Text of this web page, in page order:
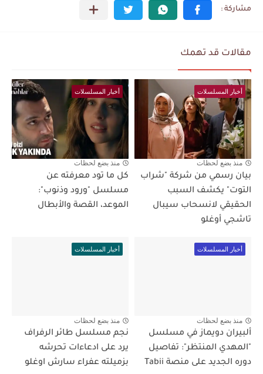
مقالات قد تهمك
أخبار المسلسلات
منذ بضع لحظات
بيان رسمي من شركة "شراب
التوت" يكشف السبب
الحقيقي لانسحاب سيبال
تاشجي أوغلو
أخبار المسلسلات
منذ بضع لحظات
كل ما تود معرفته عن
مسلسل "ورود وذنوب":
الموعد، القصة والأبطال
أخبار المسلسلات
منذ بضع لحظات
ألبيران دويماز في مسلسل
"المهدي المنتظر": تفاصيل
دوره الجديد على منصة Tabii
أخبار المسلسلات
منذ بضع لحظات
نجم مسلسل طائر الرفراف
يرد على ادعاءات تحرشه
بزميلته عفراء سارش اوغلو